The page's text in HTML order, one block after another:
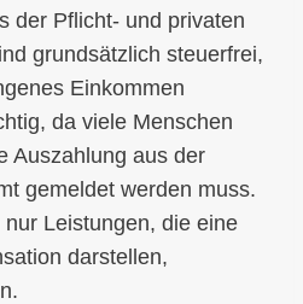
der Pflicht- und privaten
grundsätzlich steuerfrei,
Einkommen
da viele Menschen
Auszahlung aus der
gemeldet werden muss.
Leistungen, die eine
darstellen,